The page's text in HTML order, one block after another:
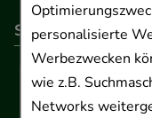
personalisierte
Werbezwecken
wie z.B.
Networks
So können Sie